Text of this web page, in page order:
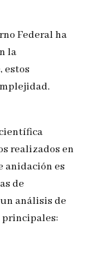
Federal ha
la
estos
realizados en
anidación es
de
análisis de
principales: